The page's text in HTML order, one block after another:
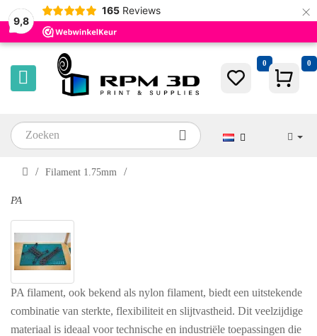
9,8
165 Reviews ×
0 0
Filament 1.75mm
PA
PA filament, ook bekend als nylon filament, biedt een uitstekende
combinatie van sterkte, flexibiliteit en slijtvastheid. Dit veelzijdige
materiaal is ideaal voor technische en industriële toepassingen die